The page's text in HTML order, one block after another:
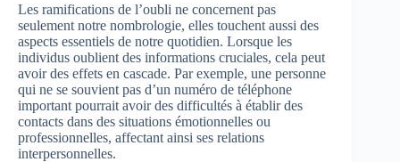
Les ramifications de l’oubli ne concernent pas
seulement notre nombrologie, elles touchent aussi des
aspects essentiels de notre quotidien. Lorsque les
individus oublient des informations cruciales, cela peut
avoir des effets en cascade. Par exemple, une personne
qui ne se souvient pas d’un numéro de téléphone
important pourrait avoir des difficultés à établir des
contacts dans des situations émotionnelles ou
professionnelles, affectant ainsi ses relations
interpersonnelles.